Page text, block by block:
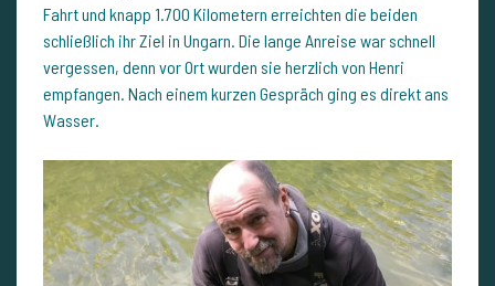
Fahrt und knapp 1.700 Kilometern erreichten die beiden
schließlich ihr Ziel in Ungarn. Die lange Anreise war schnell
vergessen, denn vor Ort wurden sie herzlich von Henri
empfangen. Nach einem kurzen Gespräch ging es direkt ans
Wasser.